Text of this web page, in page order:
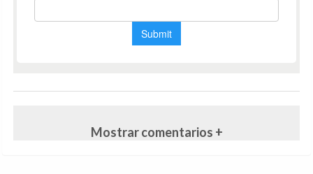
Mostrar comentarios +